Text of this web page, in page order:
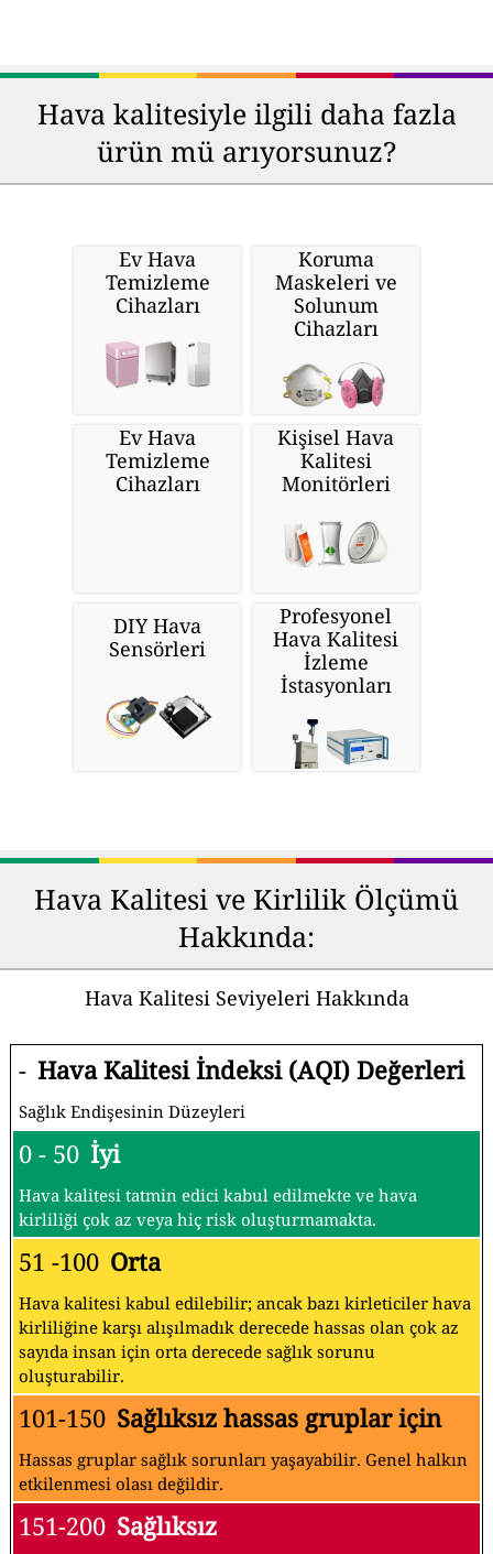
Hava kalitesiyle ilgili daha fazla
ürün mü arıyorsunuz?
Ev Hava
Temizleme
Cihazları
Koruma
Maskeleri ve
Solunum
Cihazları
Ev Hava
Temizleme
Cihazları
Kişisel Hava
Kalitesi
Monitörleri
DIY Hava
Sensörleri
Profesyonel
Hava Kalitesi
İzleme
İstasyonları
Hava Kalitesi ve Kirlilik Ölçümü
Hakkında:
Hava Kalitesi Seviyeleri Hakkında
- Hava Kalitesi İndeksi (AQI) Değerleri
Sağlık Endişesinin Düzeyleri
0 - 50 İyi
Hava kalitesi tatmin edici kabul edilmekte ve hava
kirliliği çok az veya hiç risk oluşturmamakta.
51 -100 Orta
Hava kalitesi kabul edilebilir; ancak bazı kirleticiler hava
kirliliğine karşı alışılmadık derecede hassas olan çok az
sayıda insan için orta derecede sağlık sorunu
oluşturabilir.
101-150 Sağlıksız hassas gruplar için
Hassas gruplar sağlık sorunları yaşayabilir. Genel halkın
etkilenmesi olası değildir.
151-200 Sağlıksız